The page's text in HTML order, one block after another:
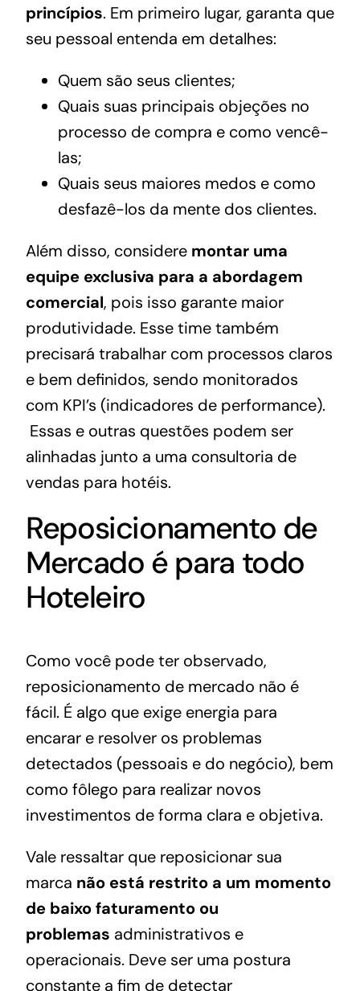
princípios. Em primeiro lugar, garanta que
seu pessoal entenda em detalhes:
Quem são seus clientes;
Quais suas principais objeções no
processo de compra e como vencê-
las;
Quais seus maiores medos e como
desfazê-los da mente dos clientes.
Além disso, considere montar uma
equipe exclusiva para a abordagem
comercial, pois isso garante maior
produtividade. Esse time também
precisará trabalhar com processos claros
e bem definidos, sendo monitorados
com KPI’s (indicadores de performance).
Essas e outras questões podem ser
alinhadas junto a uma consultoria de
vendas para hotéis.
Reposicionamento de
Mercado é para todo
Hoteleiro
Como você pode ter observado,
reposicionamento de mercado não é
fácil. É algo que exige energia para
encarar e resolver os problemas
detectados (pessoais e do negócio), bem
como fôlego para realizar novos
investimentos de forma clara e objetiva.
Vale ressaltar que reposicionar sua
marca não está restrito a um momento
de baixo faturamento ou
problemas administrativos e
operacionais. Deve ser uma postura
constante a fim de detectar